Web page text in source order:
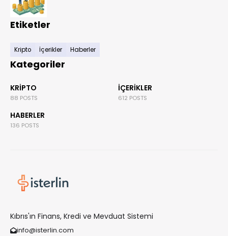
Etiketler
Kripto İçerikler Haberler
Kategoriler
KRIPTO
88 POSTS
İÇERIKLER
612 POSTS
HABERLER
136 POSTS
Kıbrıs'ın Finans, Kredi ve Mevduat Sistemi
info@isterlin.com